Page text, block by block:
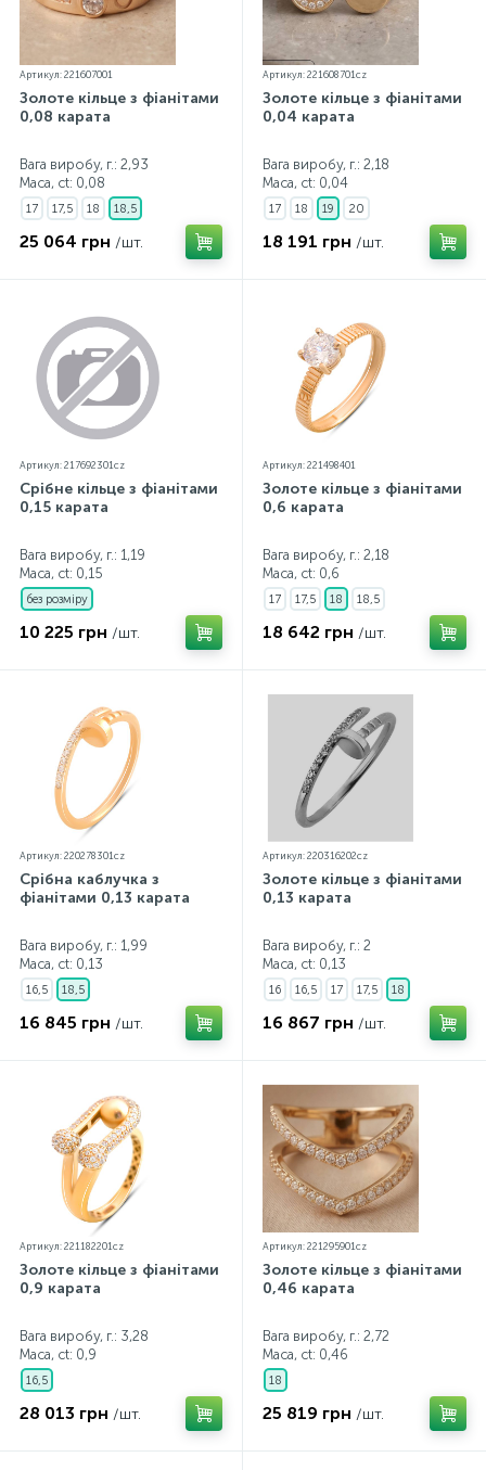
Артикул: 221607001
Золоте кільце з фіанітами
0,08 карата
Вага виробу, г.: 2,93
Маса, ct: 0,08
17 17,5 18 18,5
25 064 грн /шт.
Артикул: 221608701cz
Золоте кільце з фіанітами
0,04 карата
Вага виробу, г.: 2,18
Маса, ct: 0,04
17 18 19 20
18 191 грн /шт.
Артикул: 217692301cz
Срібне кільце з фіанітами
0,15 карата
Вага виробу, г.: 1,19
Маса, ct: 0,15
без розміру
10 225 грн /шт.
Артикул: 221498401
Золоте кільце з фіанітами
0,6 карата
Вага виробу, г.: 2,18
Маса, ct: 0,6
17 17,5 18 18,5
18 642 грн /шт.
Артикул: 220278301cz
Срібна каблучка з
фіанітами 0,13 карата
Вага виробу, г.: 1,99
Маса, ct: 0,13
16,5 18,5
16 845 грн /шт.
Артикул: 220316202cz
Золоте кільце з фіанітами
0,13 карата
Вага виробу, г.: 2
Маса, ct: 0,13
16 16,5 17 17,5 18
16 867 грн /шт.
Артикул: 221182201cz
Золоте кільце з фіанітами
0,9 карата
Вага виробу, г.: 3,28
Маса, ct: 0,9
16,5
28 013 грн /шт.
Артикул: 221295901cz
Золоте кільце з фіанітами
0,46 карата
Вага виробу, г.: 2,72
Маса, ct: 0,46
18
25 819 грн /шт.